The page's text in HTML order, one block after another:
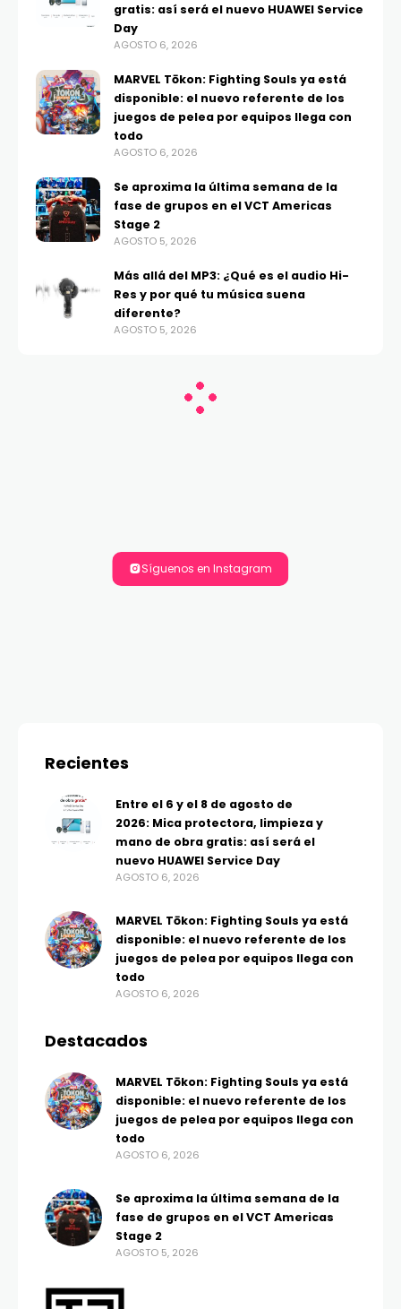
gratis: así será el nuevo HUAWEI Service
Day
AGOSTO 6, 2026
MARVEL Tōkon: Fighting Souls ya está
disponible: el nuevo referente de los
juegos de pelea por equipos llega con
todo
AGOSTO 6, 2026
Se aproxima la última semana de la
fase de grupos en el VCT Americas
Stage 2
AGOSTO 5, 2026
Más allá del MP3: ¿Qué es el audio Hi-
Res y por qué tu música suena
diferente?
AGOSTO 5, 2026
Síguenos en Instagram
Recientes
Entre el 6 y el 8 de agosto de
2026: Mica protectora, limpieza y
mano de obra gratis: así será el
nuevo HUAWEI Service Day
AGOSTO 6, 2026
MARVEL Tōkon: Fighting Souls ya está
disponible: el nuevo referente de los
juegos de pelea por equipos llega con
todo
AGOSTO 6, 2026
Destacados
MARVEL Tōkon: Fighting Souls ya está
disponible: el nuevo referente de los
juegos de pelea por equipos llega con
todo
AGOSTO 6, 2026
Se aproxima la última semana de la
fase de grupos en el VCT Americas
Stage 2
AGOSTO 5, 2026